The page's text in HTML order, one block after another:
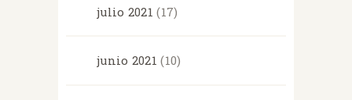
julio 2021 (17)
junio 2021 (10)